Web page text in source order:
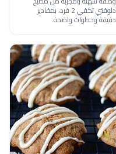
دلوقتي تكفي 2 فرد، بمقادير
دقيقة وخطوات واضحة.